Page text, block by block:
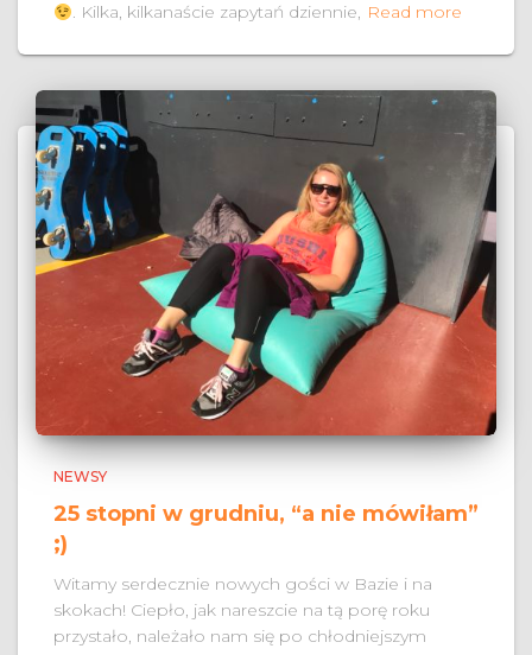
. Kilka, kilkanaście zapytań dziennie, Read more
NEWSY
25 stopni w grudniu, “a nie mówiłam”
;)
Witamy serdecznie nowych gości w Bazie i na
skokach! Ciepło, jak nareszcie na tą porę roku
przystało, należało nam się po chłodniejszym